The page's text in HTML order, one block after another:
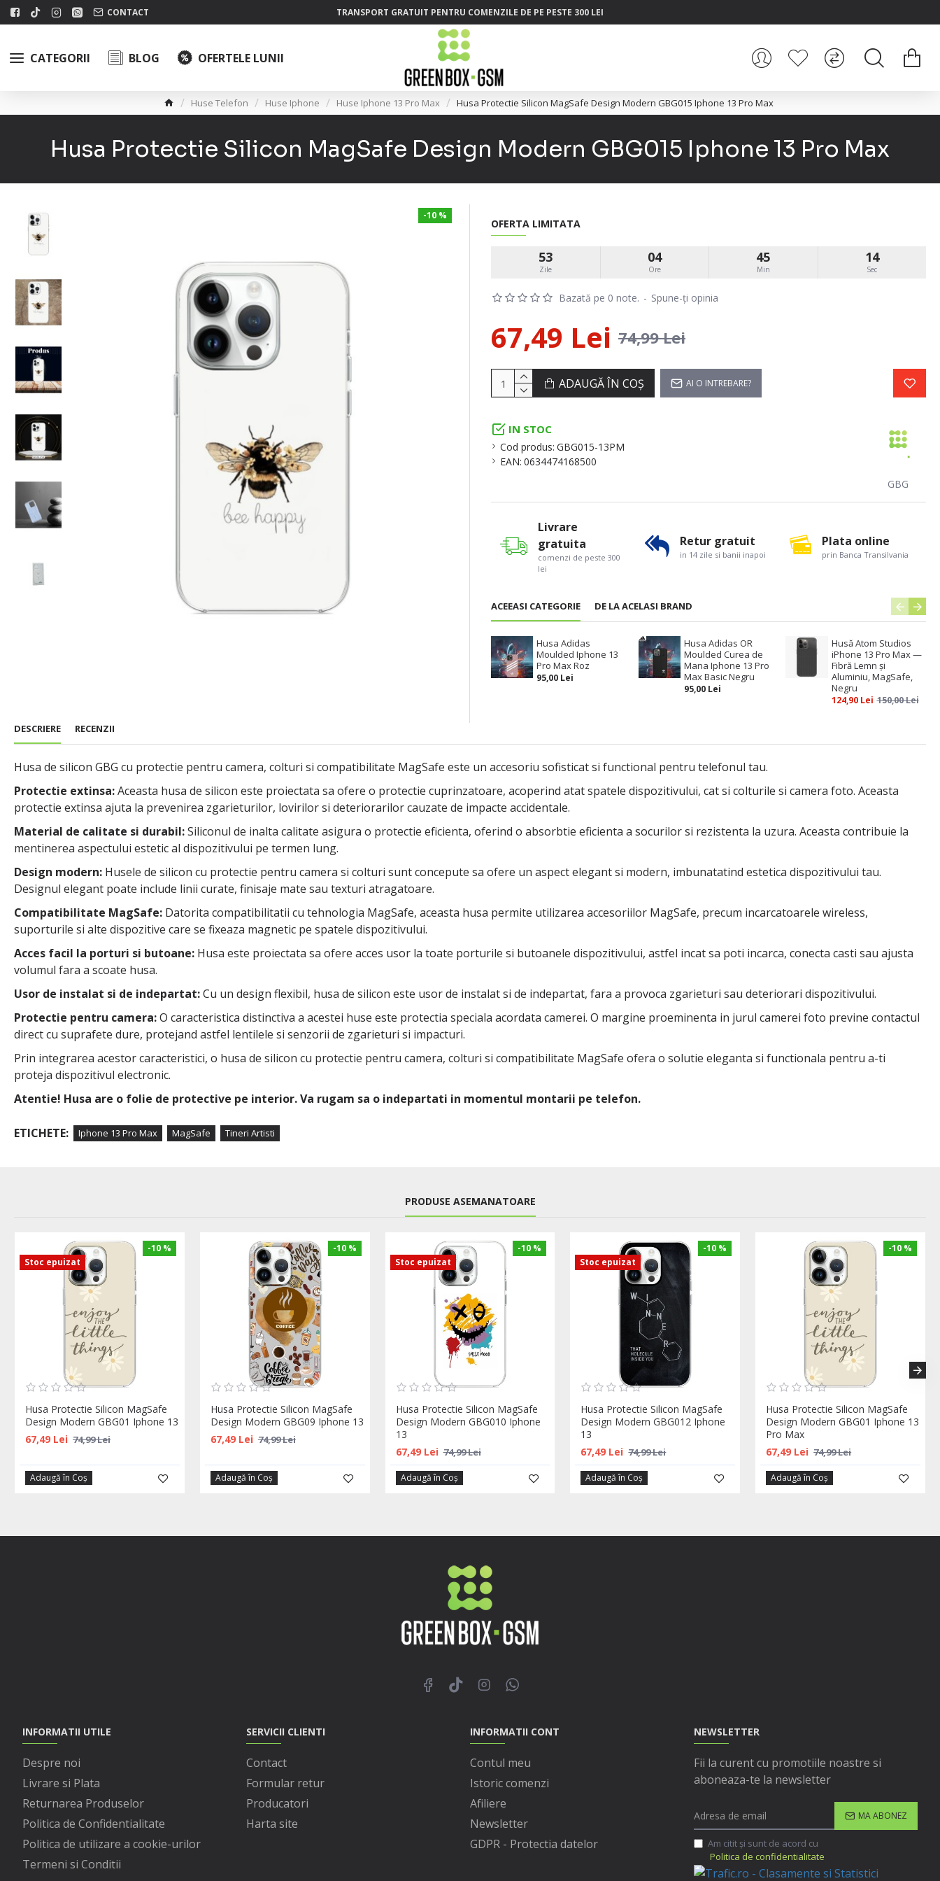
CONTACT TRANSPORT GRATUIT PENTRU COMENZILE DE PE PESTE 300 LEI
CATEGORII BLOG OFERTELE LUNII
Huse Telefon Huse Iphone Huse Iphone 13 Pro Max Husa Protectie Silicon MagSafe Design Modern GBG015 Iphone 13 Pro Max
Husa Protectie Silicon MagSafe Design Modern GBG015 Iphone 13 Pro Max
-10 %
IN STOC
Cod produs: GBG015-13PM
EAN: 0634474168500
GBG
Bazată pe 0 note. - Spune-ţi opinia
OFERTA LIMITATA
53
Zile
04
Ore
45
Min
13
Sec
67,49 Lei 74,99 Lei
ADAUGĂ ÎN COŞ AI O INTREBARE?
ACEEASI CATEGORIE DE LA ACELASI BRAND
Husa Adidas
Moulded Iphone 13
Pro Max Roz
95,00 Lei
Husa Adidas OR
Moulded Curea de
Mana Iphone 13 Pro
Max Basic Negru
95,00 Lei
Husă Atom Studios
iPhone 13 Pro Max —
Fibră Lemn și
Aluminiu, MagSafe,
Negru
124,90 Lei 150,00 Lei
Livrare
gratuita
comenzi de peste 300
lei
Retur gratuit
in 14 zile si banii inapoi
Plata online
prin Banca Transilvania
DESCRIERE RECENZII
Husa de silicon GBG cu protectie pentru camera, colturi si compatibilitate MagSafe este un accesoriu sofisticat si functional pentru telefonul tau.
Protectie extinsa:Aceasta husa de silicon este proiectata sa ofere o protectie cuprinzatoare, acoperind atat spatele dispozitivului, cat si colturile si camera foto. Aceasta
protectie extinsa ajuta la prevenirea zgarieturilor, lovirilor si deteriorarilor cauzate de impacte accidentale.
Material de calitate si durabil:Siliconul de inalta calitate asigura o protectie eficienta, oferind o absorbtie eficienta a socurilor si rezistenta la uzura. Aceasta contribuie la
mentinerea aspectului estetic al dispozitivului pe termen lung.
Design modern: Husele de silicon cu protectie pentru camera si colturi sunt concepute sa ofere un aspect elegant si modern, imbunatatind estetica dispozitivului tau.
Designul elegant poate include linii curate, finisaje mate sau texturi atragatoare.
Compatibilitate MagSafe: Datorita compatibilitatii cu tehnologia MagSafe, aceasta husa permite utilizarea accesoriilor MagSafe, precum incarcatoarele wireless,
suporturile si alte dispozitive care se fixeaza magnetic pe spatele dispozitivului.
Acces facil la porturi si butoane: Husa este proiectata sa ofere acces usor la toate porturile si butoanele dispozitivului, astfel incat sa poti incarca, conecta casti sau ajusta
volumul fara a scoate husa.
Usor de instalat si de indepartat:Cu un design flexibil, husa de silicon este usor de instalat si de indepartat, fara a provoca zgarieturi sau deteriorari dispozitivului.
Protectie pentru camera:O caracteristica distinctiva a acestei huse este protectia speciala acordata camerei. O margine proeminenta in jurul camerei foto previne contactul
direct cu suprafete dure, protejand astfel lentilele si senzorii de zgarieturi si impacturi.
Prin integrarea acestor caracteristici, o husa de silicon cu protectie pentru camera, colturi si compatibilitate MagSafe ofera o solutie eleganta si functionala pentru a-ti
proteja dispozitivul electronic.
Atentie! Husa are o folie de protective pe interior. Va rugam sa o indepartati in momentul montarii pe telefon.
ETICHETE: Iphone 13 Pro Max MagSafe Tineri Artisti
PRODUSE ASEMANATOARE
-10 %
Stoc epuizat
Husa Protectie Silicon MagSafe
Design Modern GBG01 Iphone 13
67,49 Lei 74,99 Lei
Adaugă în Coş
-10 %
Husa Protectie Silicon MagSafe
Design Modern GBG09 Iphone 13
67,49 Lei 74,99 Lei
Adaugă în Coş
-10 %
Stoc epuizat
Husa Protectie Silicon MagSafe
Design Modern GBG010 Iphone
13
67,49 Lei 74,99 Lei
Adaugă în Coş
-10 %
Stoc epuizat
Husa Protectie Silicon MagSafe
Design Modern GBG012 Iphone
13
67,49 Lei 74,99 Lei
Adaugă în Coş
-10 %
Husa Protectie Silicon MagSafe
Design Modern GBG01 Iphone 13
Pro Max
67,49 Lei 74,99 Lei
Adaugă în Coş
INFORMATII UTILE
Despre noi
Livrare si Plata
Returnarea Produselor
Politica de Confidentialitate
Politica de utilizare a cookie-urilor
Termeni si Conditii
SERVICII CLIENTI
Contact
Formular retur
Producatori
Harta site
INFORMATII CONT
Contul meu
Istoric comenzi
Afiliere
Newsletter
GDPR - Protectia datelor
NEWSLETTER
Fii la curent cu promotiile noastre si
aboneaza-te la newsletter
MA ABONEZ
Am citit şi sunt de acord cu
Politica de confidentialitate